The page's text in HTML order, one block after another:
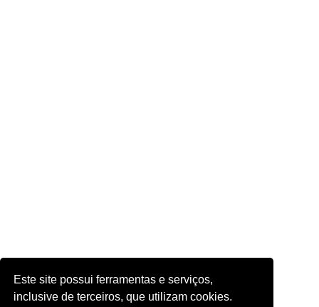
Este site possui ferramentas e serviços,
inclusive de terceiros, que utilizam cookies.